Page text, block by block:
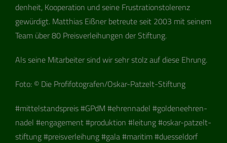
den­heit, Koope­ra­tion und seine Frus­tra­ti­ons­to­le­renz
gewür­digt. Mat­thias Eiß­ner betreute seit 2003 mit sei­nem
Team über 80 Preis­ver­lei­hun­gen der Stiftung.
Als seine Mit­ar­bei­ter sind wir sehr stolz auf diese Ehrung.
Foto: © Die Pro­fi­fo­to­gra­fen/Os­kar-Pat­z­elt-Stif­tung
#mit­tel­stands­preis #GPdM #ehren­na­del #gol­de­ne­eh­ren­
na­del #enga­ge­ment #pro­duk­tion #lei­tung #oskar-pat­z­elt-
stif­tung #preis­ver­lei­hung #gala #mari­tim #dues­sel­dorf